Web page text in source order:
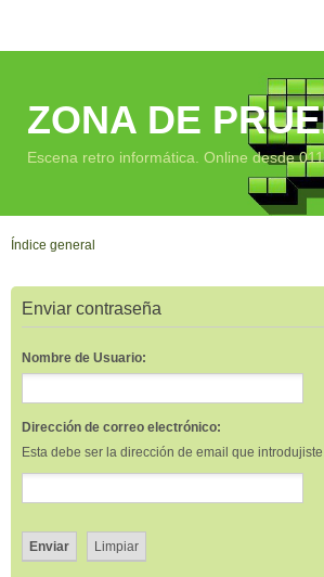
ZONA DE
Escena retro informática. Online desde
Índice general
Enviar contraseña
Nombre de Usuario:
Dirección de correo electrónico:
Esta debe ser la dirección de email que